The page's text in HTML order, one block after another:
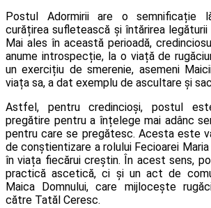
Postul Adormirii are o semnificație
curățirea sufletească și întărirea legăturii
Mai ales în această perioadă,
anume introspecție, la o viață de
un exercițiu de smerenie, asemeni
viața sa, a dat exemplu de ascultare și
Astfel, pentru credincioși, postul
pregătire pentru a înțelege mai adânc
pentru care se pregătesc. Acesta este
de conștientizare a rolului Fecioarei
în viața fiecărui creștin. În acest sens,
practică ascetică, ci și un act de
Maica Domnului, care mijlocește
către Tatăl Ceresc.